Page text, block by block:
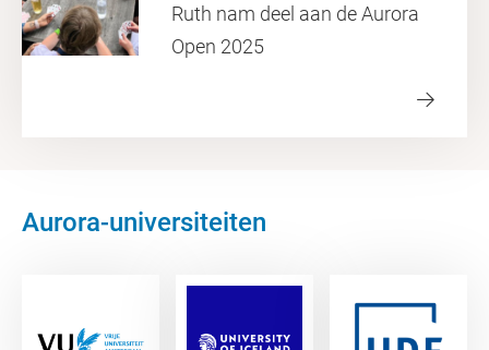
Ruth nam deel aan de Aurora
Open 2025
Aurora-universiteiten